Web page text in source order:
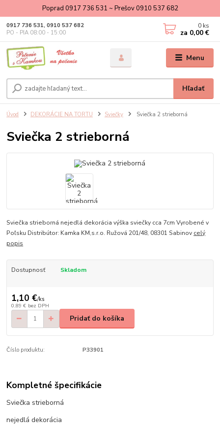
Poprad 0917 736 531 ~ Prešov 0910 537 682
Menu
Hľadať
0917 736 531, 0910 537 682
PO - PIA 08:00 - 15:00
0 ks
za 0,00 €
Úvod DEKORÁCIE NA TORTU Sviečky Sviečka 2 strieborná
Sviečka 2 strieborná
Sviečka strieborná nejedlá dekorácia výška sviečky cca 7cm Vyrobené v
Poľsku Distribútor: Kamka KM,s.r.o. Ružová 201/48, 08301 Sabinov celý
popis
Dostupnosť Skladom
1,10 €/ks
0,89 € bez DPH
Pridať do košíka
Číslo produktu: P33901
Kompletné špecifikácie
Sviečka strieborná
nejedlá dekorácia